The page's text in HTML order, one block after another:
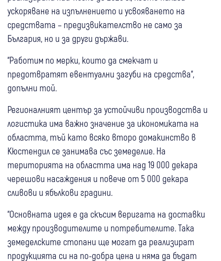
ускоряване на изпълнението и усвояването на
средствата – предизвикателство не само за
България, но и за други държави.
“Работим по мерки, които да смекчат и
предотвратят евентуални загуби на средства“,
допълни той.
Регионалният център за устойчиви производства и
логистика има важно значение за икономиката на
областта, тъй като всяко второ домакинство в
Кюстендил се занимава със земеделие. На
територията на областта има над 19 000 декара
черешови насаждения и повече от 5 000 декара
сливови и ябълкови градини.
“Основната идея е да скъсим веригата на доставки
между производителите и потребителите. Така
земеделските стопани ще могат да реализират
продукцията си на по-добра цена и няма да бъдат